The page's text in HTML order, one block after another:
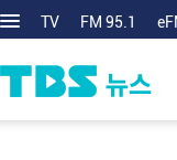
TV FM 95.1